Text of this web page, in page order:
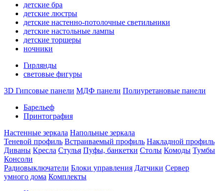
детские бра
детские люстры
детские настенно-потолочные светильники
детские настольные лампы
детские торшеры
ночники
Гирлянды
световые фигуры
3D Гипсовые панели МДФ панели Полиуретановые панели
Барельеф
Принтография
Настенные зеркала Напольные зеркала
Теневой профиль Встраиваемый профиль Накладной профиль
Диваны Кресла Стулья Пуфы, банкетки Столы Комоды Тумбы
Консоли
Радиовыключатели Блоки управления Датчики Сервер
умного дома Комплекты